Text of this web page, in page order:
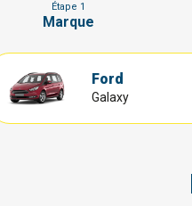
Étape 1
Marque
Ford
Galaxy